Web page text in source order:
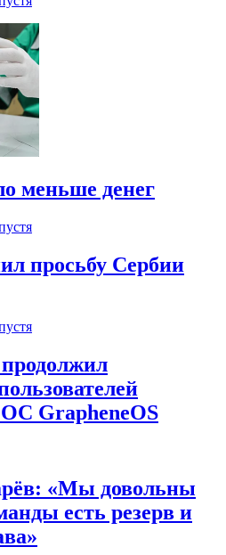
меньше денег
просьбу Сербии
GrapheneOS
«Мы довольны
есть резерв и